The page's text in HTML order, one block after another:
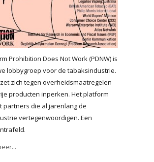
Prohibition Does Not Work (PDNW) is
lobbygroep voor de tabaksindustrie.
zich tegen overheidsmaatregelen
producten inperken. Het platform
partners die al jarenlang de
vertegenwoordigen. Een